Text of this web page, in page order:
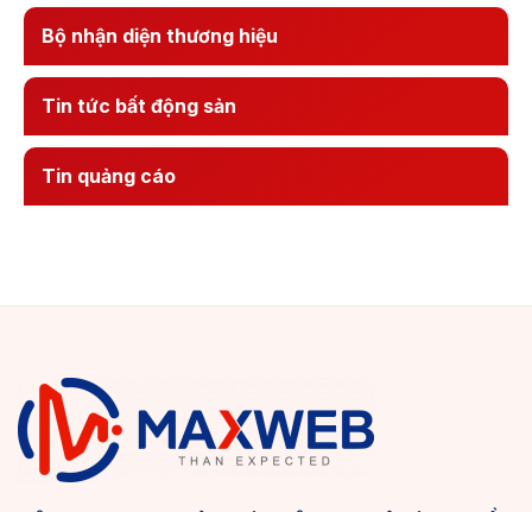
Bộ nhận diện thương hiệu
Tin tức bất động sản
Tin quảng cáo